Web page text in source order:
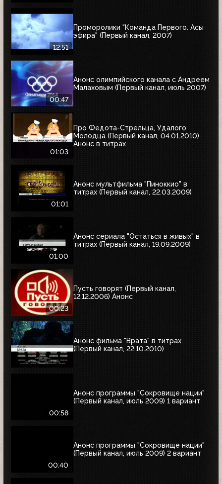
12:51
Проморолики "Команда Первого. Асы
эфира" (Первый канал, 2007)
00:47
Анонс олимпийского канала с Андреем
Малаховым (Первый канал, июль 2007)
01:03
Про Федота-Стрельца, Удалого
Молодца (Первый канал, 04.01.2010)
Анонс в титрах
01:01
Анонс мультфильма "Пиноккио" в
титрах (Первый канал, 22.03.2009)
01:00
Анонс сериала "Остаться в живых" в
титрах (Первый канал, 19.09.2009)
00:23
Пусть говорят (Первый канал,
12.12.2006) Анонс
Анонс фильма "Врата" в титрах
(Первый канал, 22.10.2010)
00:58
Анонс программы "Сокровище нации"
(Первый канал, июль 2009) 1 вариант
00:40
Анонс программы "Сокровище нации"
(Первый канал, июль 2009) 2 вариант